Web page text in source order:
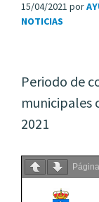
15/04/2021 por
NOTICIAS
Periodo de
municipales
2021
Página